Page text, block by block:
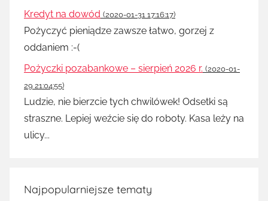
Kredyt na dowód (2020-01-31 17:16:17)
Pożyczyć pieniądze zawsze łatwo, gorzej z
oddaniem :-(
Pożyczki pozabankowe – sierpień 2026 r. (2020-01-
29 21:04:55)
Ludzie, nie bierzcie tych chwilówek! Odsetki są
straszne. Lepiej weźcie się do roboty. Kasa leży na
ulicy...
Najpopularniejsze tematy